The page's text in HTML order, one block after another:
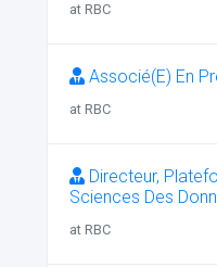
at RBC
Associé(E) En
at RBC
Directeur,
Sciences Des
at RBC